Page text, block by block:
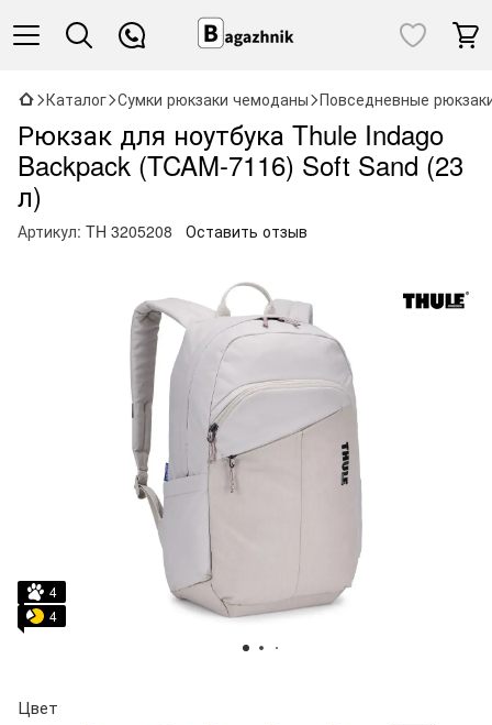
Каталог Сумки рюкзаки чемоданы Повседневные
Рюкзак для ноутбука Thule Indago
Backpack (TCAM-7116) Soft Sand (23
л)
Артикул: TH 3205208 Оставить отзыв
4
4
Цвет